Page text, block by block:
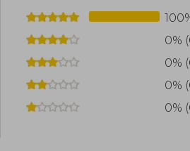
0%
0%
0%
0%